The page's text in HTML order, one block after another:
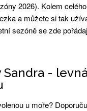
2026). Kolem
a můžete si tak
sezóně se zde
Sandra -
u moře?